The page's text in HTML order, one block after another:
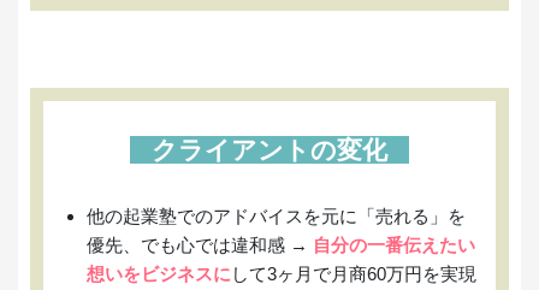
クライアントの変化
他の起業塾でのアドバイスを元に「売れる」を
優先、でも心では違和感 → 自分の一番伝えたい
想いをビジネスに して3ヶ月で月商60万円を実現